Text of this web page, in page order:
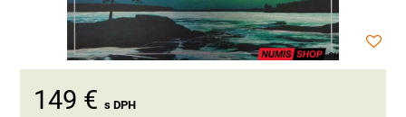
149 € s DPH